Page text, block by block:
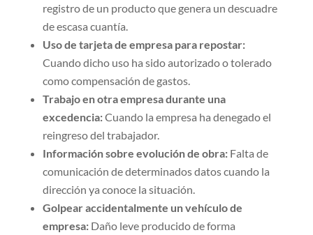
registro de un producto que genera un descuadre
de escasa cuantía.
Uso de tarjeta de empresa para repostar:
Cuando dicho uso ha sido autorizado o tolerado
como compensación de gastos.
Trabajo en otra empresa durante una
excedencia:Cuando la empresa ha denegado el
reingreso del trabajador.
Información sobre evolución de obra:Falta de
comunicación de determinados datos cuando la
dirección ya conoce la situación.
Golpear accidentalmente un vehículo de
empresa:Daño leve producido de forma